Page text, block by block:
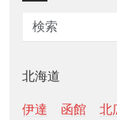
北海道
伊達 函館 北